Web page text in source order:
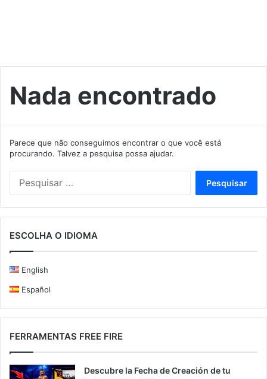
Nada encontrado
Parece que não conseguimos encontrar o que você está
procurando. Talvez a pesquisa possa ajudar.
ESCOLHA O IDIOMA
English
Español
FERRAMENTAS FREE FIRE
Descubre la Fecha de Creación de tu